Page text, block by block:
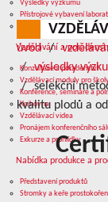
Výsledky výzkumu
Přístrojové vybavení
Služby v oblasti výzkumu
Vzdělávání a
Konzultace a poradenství
Vzdělávací moduly pro
Konference, semináře a
Knihovna
Vzdělávací videa
Pronájem konferenčního
Exkurze a prohlídky
Nabídka produkce a
Představení produktů
Stromky a keře
úvod
výsledky
selekční
kvalitu plodů a